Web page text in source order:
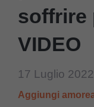
soffrire
VIDEO
17 Luglio 2022
Aggiungi